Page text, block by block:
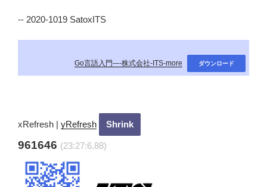
-- 2020-1019 SatoxITS
Go言語入門-–-株式会社-ITS-more ダウンロード
xRefresh | yRefresh
961646 (23:27:7.88)